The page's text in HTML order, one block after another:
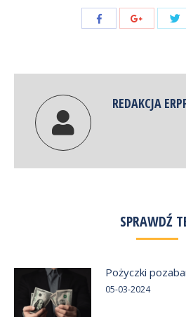
Share
REDAKCJA
SPRAWDŹ
Pożyczki
05-03-2024